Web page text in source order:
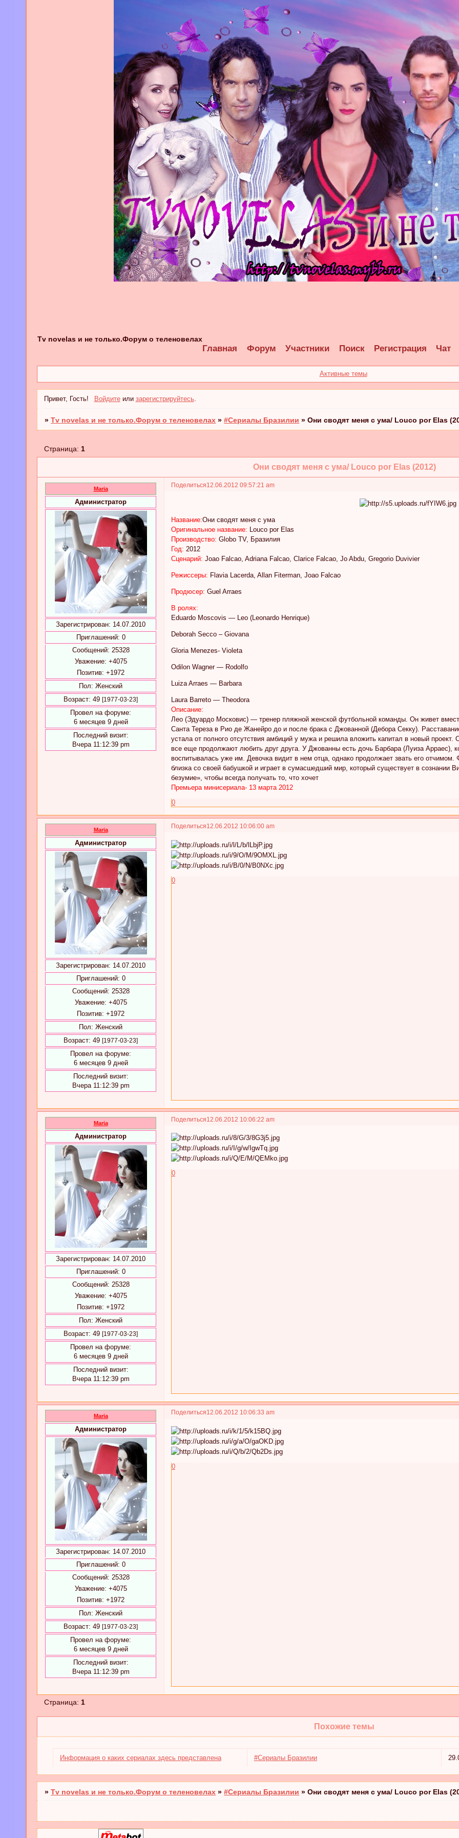
Tv novelas и не только.Форум о теленовелах
Главная Форум Участники Поиск Регистрация Чат
Активные темы
Привет, Гость! Войдитеили зарегистрируйтесь.
»Tv novelas и не только.Форум о теленовелах »#Сериалы Бразилии »Они сводят меня с ума/ Louco por Elas
Они сводят меня с ума/ Louco por Elas (2012)
Страница:1
Поделиться12.06.2012 09:57:21 am
Maria
Администратор
Зарегистрирован: 14.07.2010
Приглашений: 0
Сообщений: 25328
Уважение: +4075
Позитив: +1972
Пол: Женский
Возраст: 49 [1977-03-23]
Провел на форуме:
6 месяцев 9 дней
Последний визит:
Вчера 11:12:39 pm
Название:Они сводят меня с ума
Оригинальное название: Louco por Elas
Производство: Globo TV, Бразилия
Год: 2012
Сценарий: Joao Falcao, Adriana Falcao, Clarice Falcao, Jo Abdu, Gregorio Duvivier
Режиссеры: Flavia Lacerda, Allan Fiterman, Joao Falcao
Продюсер: Guel Arraes
В ролях:
Eduardo Moscovis — Leo (Leonardo Henrique)
Deborah Secco – Giovana
Gloria Menezes- Violeta
Odilon Wagner — Rodolfo
Luiza Arraes — Barbara
Laura Barreto — Theodora
Описание:
Лео (Эдуардо Московис) — тренер пляжной женской футбольной команды. Он живет
Санта Тереза в Рио де Жанейро до и после брака с Джованной (Дебора Секку).
устала от полного отсутствия амбиций у мужа и решила вложить капитал в новый
все еще продолжают любить друг друга. У Джованны есть дочь Барбара (Луиза Арраес),
воспитывалась уже им. Девочка видит в нем отца, однако продолжает звать его
близка со своей бабушкой и играет в сумасшедший мир, который существует в сознании
безумие», чтобы всегда получать то, что хочет
Премьера минисериала- 13 марта 2012
0
Поделиться12.06.2012 10:06:00 am
Maria
Администратор
Зарегистрирован: 14.07.2010
Приглашений: 0
Сообщений: 25328
Уважение: +4075
Позитив: +1972
Пол: Женский
Возраст: 49 [1977-03-23]
Провел на форуме:
6 месяцев 9 дней
Последний визит:
Вчера 11:12:39 pm
0
Поделиться12.06.2012 10:06:22 am
Maria
Администратор
Зарегистрирован: 14.07.2010
Приглашений: 0
Сообщений: 25328
Уважение: +4075
Позитив: +1972
Пол: Женский
Возраст: 49 [1977-03-23]
Провел на форуме:
6 месяцев 9 дней
Последний визит:
Вчера 11:12:39 pm
0
Поделиться12.06.2012 10:06:33 am
Maria
Администратор
Зарегистрирован: 14.07.2010
Приглашений: 0
Сообщений: 25328
Уважение: +4075
Позитив: +1972
Пол: Женский
Возраст: 49 [1977-03-23]
Провел на форуме:
6 месяцев 9 дней
Последний визит:
Вчера 11:12:39 pm
0
Страница: 1
Похожие темы
Информация о каких сериалах здесь представлена #Сериалы Бразилии
»Tv novelas и не только.Форум о теленовелах »#Сериалы Бразилии »Они сводят меня с ума/ Louco por Elas